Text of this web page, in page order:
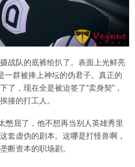
战队的底裤给扒了。表面上光鲜亮
一群被捧上神坛的伪君子。真正的
了，现在全是被迫签了“卖身契”，
揍的打工人。
憋屈了，他不想再当别人英雄秀里
套虚伪的剧本。这哪是打怪兽啊，
断资本的职场剧。